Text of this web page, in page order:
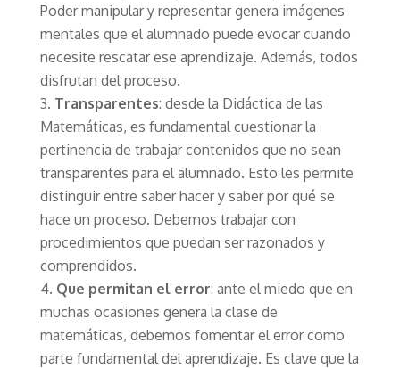
Poder manipular y representar genera imágenes
mentales que el alumnado puede evocar cuando
necesite rescatar ese aprendizaje. Además, todos
disfrutan del proceso.
Transparentes: desde la Didáctica de las
Matemáticas, es fundamental cuestionar la
pertinencia de trabajar contenidos que no sean
transparentes para el alumnado. Esto les permite
distinguir entre saber hacer y saber por qué se
hace un proceso. Debemos trabajar con
procedimientos que puedan ser razonados y
comprendidos.
Que permitan el error: ante el miedo que en
muchas ocasiones genera la clase de
matemáticas, debemos fomentar el error como
parte fundamental del aprendizaje. Es clave que la